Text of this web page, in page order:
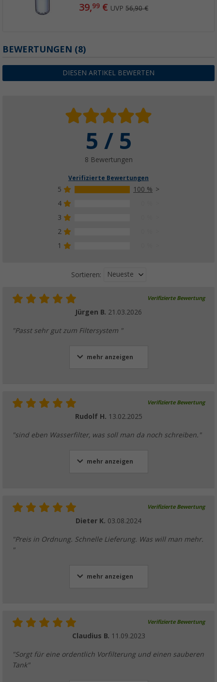
39,99 € UVP56,90 €
BEWERTUNGEN (8)
DIESEN ARTIKEL BEWERTEN
5 / 5
8 Bewertungen
Verifizierte Bewertungen
5
100 %
4
3
2
1
Sortieren: Neueste
Verifizierte Bewertung
Jürgen B. 21.03.2026
"Passt sehr gut zum Filtersystem "
mehr anzeigen
Verifizierte Bewertung
Rudolf H. 13.02.2025
"sind eben Wasserfilter, was soll man da noch schreiben."
mehr anzeigen
Verifizierte Bewertung
Dieter K. 03.08.2024
"Preis in Ordnung. Schnelle Lieferung. Was will man mehr.
"
mehr anzeigen
Verifizierte Bewertung
Claudius B. 11.09.2023
"Sorgt für eine ordentlich Vorfilterung und einen sauberen
Tank"